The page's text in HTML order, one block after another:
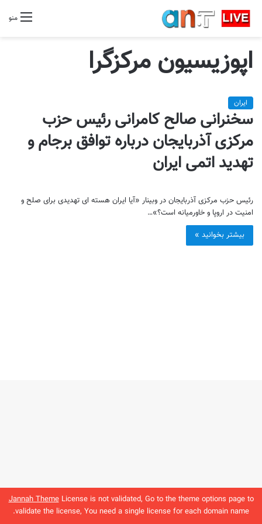
Jannah ThemeLicense is not validated, Go to the theme options page to
validate the license, You need a single license for each domain name.
منو
اپوزیسیون مرکزگرا
ایران
سخنرانی صالح کامرانی رئیس حزب
مرکزی آذربایجان درباره توافق برجام و
تهدید اتمی ایران
رئیس حزب مرکزی آذربایجان در وبینار «آیا ایران هسته ای تهدیدی برای صلح و
امنیت در اروپا و خاورمیانه است؟»…
بیشتر بخوانید »